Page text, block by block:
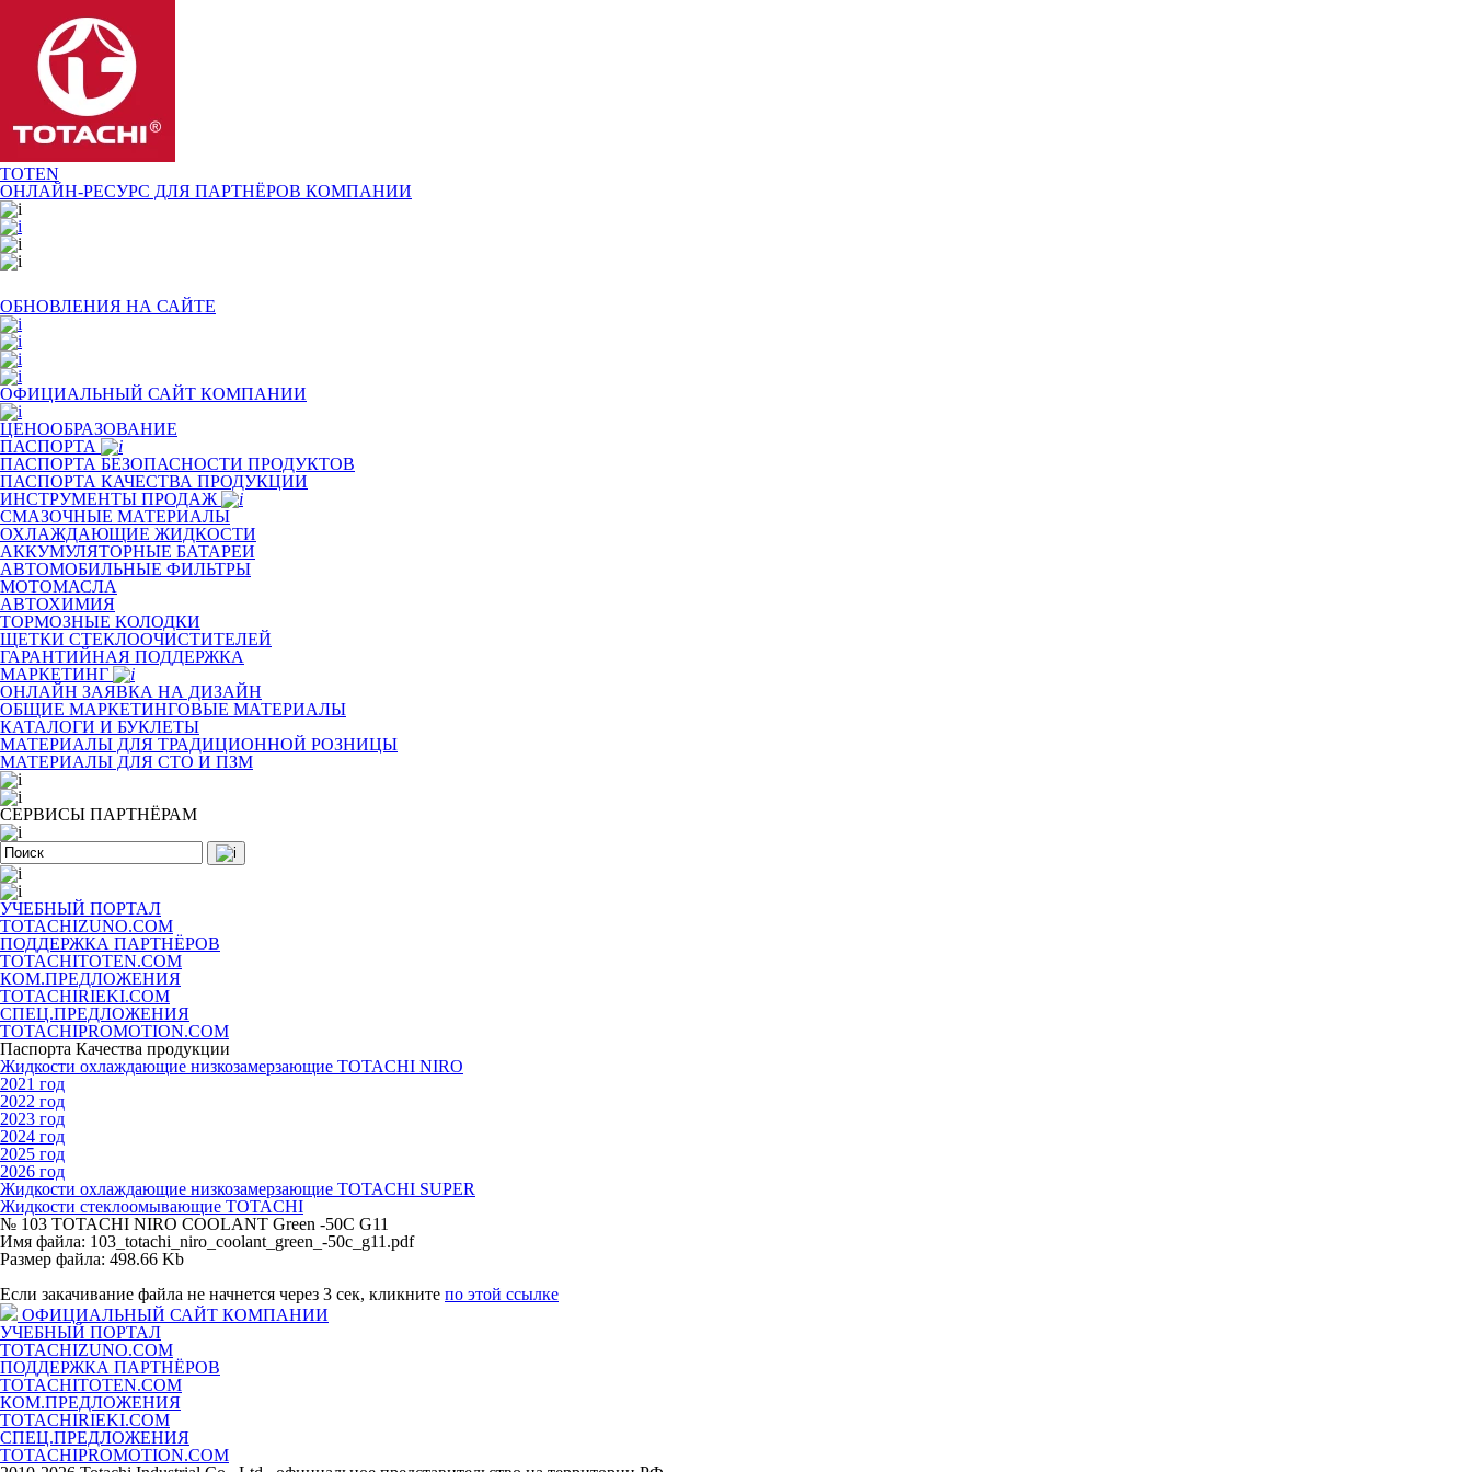
TOTEN
ОНЛАЙН-РЕСУРС ДЛЯ ПАРТНЁРОВ КОМПАНИИ
ОБНОВЛЕНИЯ НА САЙТЕ
ОФИЦИАЛЬНЫЙ САЙТ КОМПАНИИ
ЦЕНООБРАЗОВАНИЕ
ПАСПОРТА
ПАСПОРТА БЕЗОПАСНОСТИ ПРОДУКТОВ
ПАСПОРТА КАЧЕСТВА ПРОДУКЦИИ
ИНСТРУМЕНТЫ ПРОДАЖ
СМАЗОЧНЫЕ МАТЕРИАЛЫ
ОХЛАЖДАЮЩИЕ ЖИДКОСТИ
АККУМУЛЯТОРНЫЕ БАТАРЕИ
АВТОМОБИЛЬНЫЕ ФИЛЬТРЫ
МОТОМАСЛА
АВТОХИМИЯ
ТОРМОЗНЫЕ КОЛОДКИ
ЩЕТКИ СТЕКЛООЧИСТИТЕЛЕЙ
ГАРАНТИЙНАЯ ПОДДЕРЖКА
МАРКЕТИНГ
ОНЛАЙН ЗАЯВКА НА ДИЗАЙН
ОБЩИЕ МАРКЕТИНГОВЫЕ МАТЕРИАЛЫ
КАТАЛОГИ И БУКЛЕТЫ
МАТЕРИАЛЫ ДЛЯ ТРАДИЦИОННОЙ РОЗНИЦЫ
МАТЕРИАЛЫ ДЛЯ СТО И ПЗМ
СЕРВИСЫ ПАРТНЁРАМ
УЧЕБНЫЙ ПОРТАЛ
TOTACHIZUNO.COM
ПОДДЕРЖКА ПАРТНЁРОВ
TOTACHITOTEN.COM
КОМ.ПРЕДЛОЖЕНИЯ
TOTACHIRIEKI.COM
СПЕЦ.ПРЕДЛОЖЕНИЯ
TOTACHIPROMOTION.COM
Паспорта Качества продукции
Жидкости охлаждающие низкозамерзающие TOTACHI NIRO
2021 год
2022 год
2023 год
2024 год
2025 год
2026 год
Жидкости охлаждающие низкозамерзающие TOTACHI SUPER
Жидкости стеклоомывающие TOTACHI
№ 103 TOTACHI NIRO COOLANT Green -50C G11
Имя файла: 103_totachi_niro_coolant_green_-50c_g11.pdf
Размер файла: 498.66 Kb
Если закачивание файла не начнется через 3 сек, кликните по этой ссылке
ОФИЦИАЛЬНЫЙ САЙТ КОМПАНИИ
УЧЕБНЫЙ ПОРТАЛ
TOTACHIZUNO.COM
ПОДДЕРЖКА ПАРТНЁРОВ
TOTACHITOTEN.COM
КОМ.ПРЕДЛОЖЕНИЯ
TOTACHIRIEKI.COM
СПЕЦ.ПРЕДЛОЖЕНИЯ
TOTACHIPROMOTION.COM